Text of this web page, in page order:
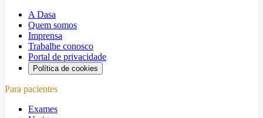
A Dasa
Quem somos
Imprensa
Trabalhe conosco
Portal de privacidade
Política de cookies
Para pacientes
Exames